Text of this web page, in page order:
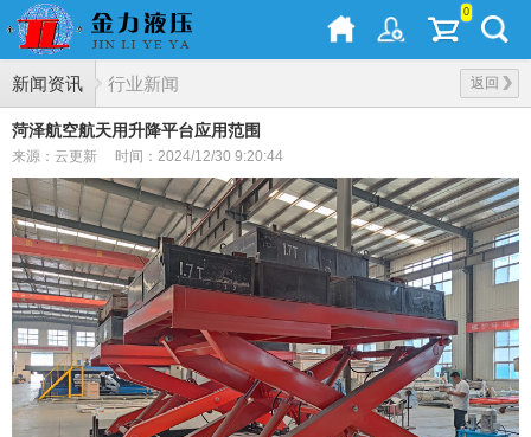
0
新闻资讯 返回
行业新闻
菏泽航空航天用升降平台应用范围
来源：云更新 时间：2024/12/30 9:20:44